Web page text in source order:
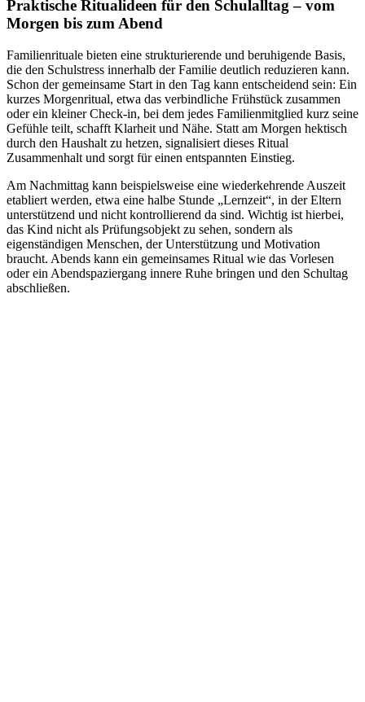
Praktische Ritualideen für den Schulalltag – vom
Morgen bis zum Abend
Familienrituale bieten eine strukturierende und beruhigende Basis,
die den Schulstress innerhalb der Familie deutlich reduzieren kann.
Schon der gemeinsame Start in den Tag kann entscheidend sein: Ein
kurzes Morgenritual, etwa das verbindliche Frühstück zusammen
oder ein kleiner Check-in, bei dem jedes Familienmitglied kurz seine
Gefühle teilt, schafft Klarheit und Nähe. Statt am Morgen hektisch
durch den Haushalt zu hetzen, signalisiert dieses Ritual
Zusammenhalt und sorgt für einen entspannten Einstieg.
Am Nachmittag kann beispielsweise eine wiederkehrende Auszeit
etabliert werden, etwa eine halbe Stunde „Lernzeit“, in der Eltern
unterstützend und nicht kontrollierend da sind. Wichtig ist hierbei,
das Kind nicht als Prüfungsobjekt zu sehen, sondern als
eigenständigen Menschen, der Unterstützung und Motivation
braucht. Abends kann ein gemeinsames Ritual wie das Vorlesen
oder ein Abendspaziergang innere Ruhe bringen und den Schultag
abschließen.